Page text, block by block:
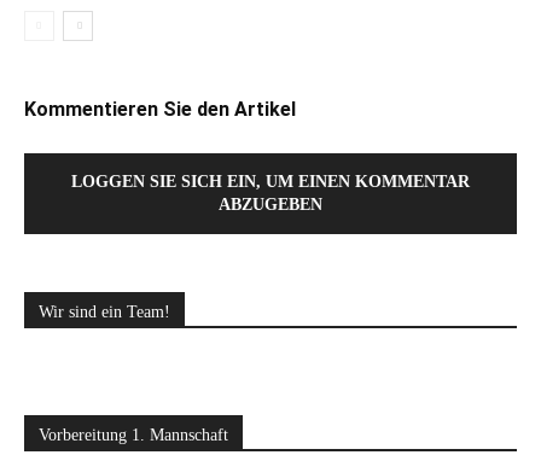
Kommentieren Sie den Artikel
LOGGEN SIE SICH EIN, UM EINEN KOMMENTAR
ABZUGEBEN
Wir sind ein Team!
Vorbereitung 1. Mannschaft